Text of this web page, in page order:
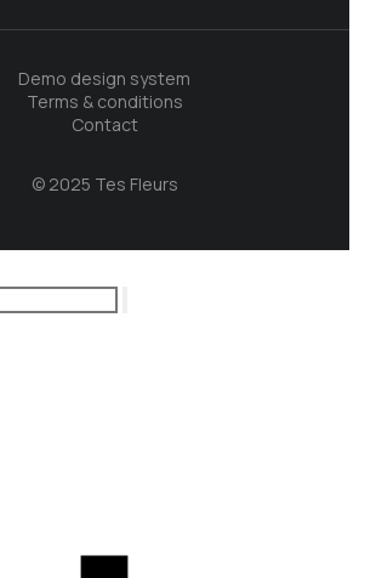
© 2025 Tes Fleurs
Demo design system
Terms & conditions
Contact